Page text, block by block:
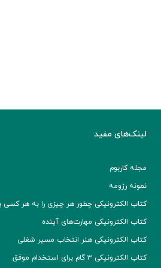
لینک‌های مفید
مجله کاربوم
نمونه رزومه
کتاب الکترونیکی چطور هر چیزی را به هر کسی
کتاب الکترونیکی مهارت‌های آینده
کتاب الکترونیکی هنر انتخاب مسیر شغلی
کتاب الکترونیکی ۳ گام برای استخدام موفق